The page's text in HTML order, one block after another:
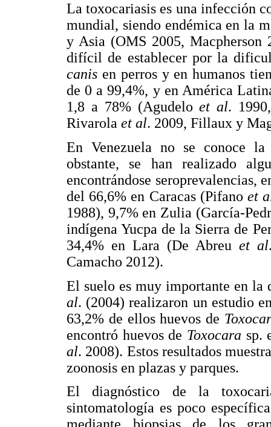
La toxocariasis es una infección
mundial, siendo endémica en la
y Asia (OMS 2005, Macpherson
difícil de establecer por la
canis en perros y en humanos
de 0 a 99,4%, y en América
1,8 a 78% (Agudeloet al.
Rivarola et al. 2009, Fillaux y
En Venezuela no se conoce
obstante, se han realizado
encontrándose seroprevalencias,
del 66,6% en Caracas (Pifanoet
1988), 9,7% en Zulia (García-
indígena Yucpa de la Sierra de
34,4% en Lara (De Abreu et al
Camacho 2012).
El suelo es muy importante en la
al. (2004) realizaron un estudio
63,2% de ellos huevos de
encontró huevos de Toxocara sp.
al. 2008). Estos resultados
zoonosis en plazas y parques.
El diagnóstico de la
sintomatología es poco